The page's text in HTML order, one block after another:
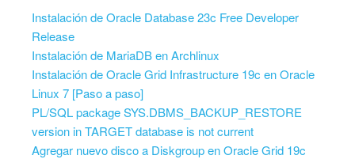
Instalación de Oracle Database 23c Free Developer
Release
Instalación de MariaDB en Archlinux
Instalación de Oracle Grid Infrastructure 19c en Oracle
Linux 7 [Paso a paso]
PL/SQL package SYS.DBMS_BACKUP_RESTORE
version in TARGET database is not current
Agregar nuevo disco a Diskgroup en Oracle Grid 19c